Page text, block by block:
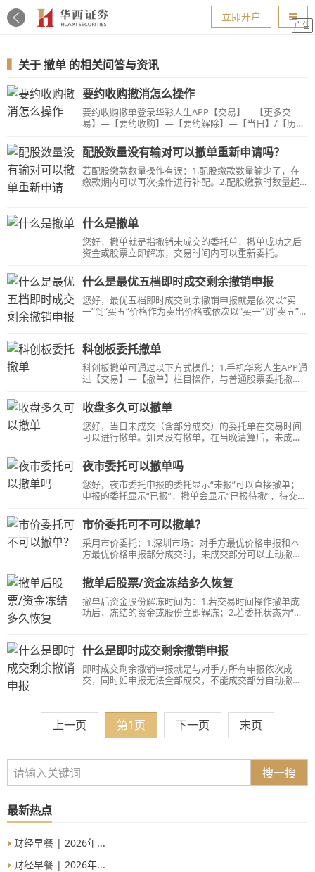
导航
立即开户
广告
关于撤单 的相关问答与资讯
要约收购撤消怎么操作
要约收购撤单登录华彩人生APP【交易】—【更多交
易】—【要约收购】—【要约解除】—【当日】/【历
单通过【当日】栏目操作，非当天操作的要约收购撤单
通过【历史】栏目操作。【温馨提示】：要约期限内最
后三个交易日不可对之前的要约撤单；当日申报的仍可
当日15点前撤单。
配股数量没有输对可以撤单重新申请吗？
若配股缴款数量操作有误：1.配股缴款数量输少了，在
缴款期内可以再次操作进行补配。2.配股缴款时数量超
在第二个交易日查询交割单确认配股是否成功。若不成
功，可以在缴款期内重新操作配股；若不是“已报”，且
查询有可配数量，可重新操作配股。
什么是撤单
您好，撤单就是指撤销未成交的委托单，撤单成功之后
资金或股票立即解冻，交易时间内可以重新委托。
什么是最优五档即时成交剩余撤销申报
您好，最优五档即时成交剩余撤销申报就是依次以“买
一”到“买五”价格作为卖出价格或依次以“卖一”到“卖五”价
科创板委托撤单
科创板撤单可通过以下方式操作：1.手机华彩人生APP通
过【交易】—【撤单】栏目操作，与普通股票委托撤单
【撤单】栏目操作，方法与普通股票委托撤单操作一
致。
收盘多久可以撤单
您好，当日未成交（含部分成交）的委托单在交易时间
可以进行撤单。如果没有撤单，在当晚清算后，未成交
夜市委托可以撤单吗
您好，夜市委托申报的委托显示“未报”可以直接撤单；
申报的委托显示“已报”，撤单会显示“已报待撤”，待交易
市价委托可不可以撤单？
采用市价委托：1.深圳市场：对手方最优价格申报和本
方最优价格申报部分成交时，未成交部分可以主动撤
能主动撤单。
撤单后股票/资金冻结多久恢复
撤单后资金股份解冻时间为：1.若交易时间操作撤单成
功后，冻结的资金或股份立即解冻；2.若委托状态为“未
立即解冻；4.若收盘后显示“待报”的情况下，冻结的资金
或股份清算后解冻。
什么是即时成交剩余撤销申报
即时成交剩余撤销申报就是与对手方所有申报依次成
交，同时如申报无法全部成交，不能成交部分自动撤单
上一页 第1页 下一页 末页
搜一搜
最新热点
财经早餐 | 2026年...
财经早餐 | 2026年...